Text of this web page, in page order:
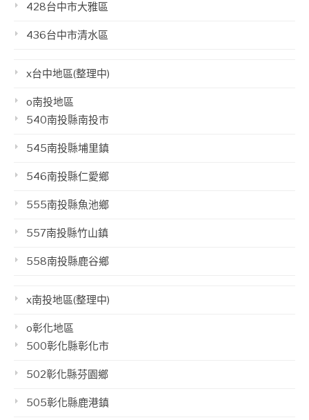
428台中市大雅區
436台中市清水區
x台中地區(整理中)
o南投地區
540南投縣南投市
545南投縣埔里鎮
546南投縣仁愛鄉
555南投縣魚池鄉
557南投縣竹山鎮
558南投縣鹿谷鄉
x南投地區(整理中)
o彰化地區
500彰化縣彰化市
502彰化縣芬園鄉
505彰化縣鹿港鎮